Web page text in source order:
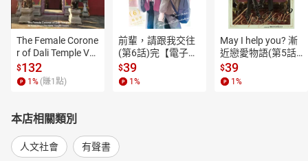
The Female Corone
r of Dali Temple Vo
l.6【有聲書】
$132
1 % (賺1 點)
前輩，請跟我交往
(第6話)完【電子
書】
$39
1 %
May I help you? 漸
近戀愛物語(第5話)
【電子書】
$39
1 %
本店相關類別
人文社會 有聲書